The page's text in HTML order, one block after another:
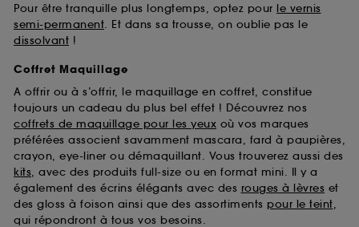
Pour être tranquille plus longtemps, optez pour le vernis
semi-permanent. Et dans sa trousse, on oublie pas le
dissolvant !
Coffret Maquillage
A offrir ou à s’offrir, le maquillage en coffret, constitue
toujours un cadeau du plus bel effet ! Découvrez nos
coffrets de maquillage pour les yeux où vos marques
préférées associent savamment mascara, fard à paupières,
crayon, eye-liner ou démaquillant. Vous trouverez aussi des
kits, avec des produits full-size ou en format mini. Il y a
également des écrins élégants avec des rouges à lèvres et
des gloss à foison ainsi que des assortiments pour le teint,
qui répondront à tous vos besoins.